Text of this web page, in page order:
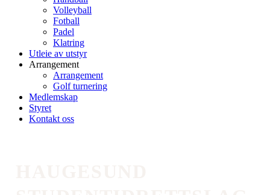
Volleyball
Fotball
Padel
Klatring
Utleie av utstyr
Arrangement
Arrangement
Golf turnering
Medlemskap
Styret
Kontakt oss